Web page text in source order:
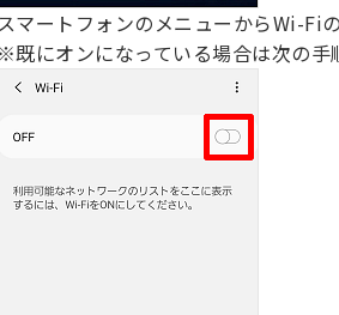
マートフォンのメニューからWi-Fi
※既にオンになっている場合は次の手